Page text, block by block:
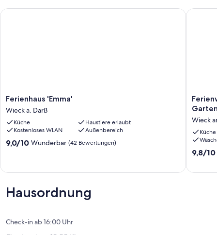
Ferienhaus
'Emma'
Wieck
a.
Darß
Ferienhaus 'Emma'
Wieck a. Darß
Küche
Haustiere erlaubt
Kostenloses WLAN
Außenbereich
9.0
Bewertungen)
9,0/10 Wunderbar (42 Bewertungen)
Ferienhaus 'Emma'
mit
W-
LAN,
Garten,
Wieck
Küche
9.8
9,8/10
Hausordnung
Check-in ab 16:00 Uhr